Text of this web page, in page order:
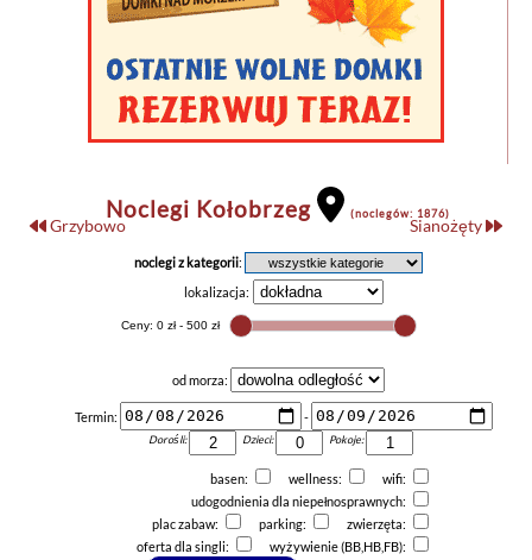
Noclegi Kołobrzeg (noclegów: 1876)
Grzybowo Sianożęty
noclegi z kategorii:
lokalizacja:
od morza:
Termin: -
Dorośli: Dzieci: Pokoje:
basen: wellness:
wifi:
udogodnienia dla niepełnosprawnych:
plac zabaw:
parking:
zwierzęta:
oferta dla singli:
wyżywienie (BB,HB,FB):